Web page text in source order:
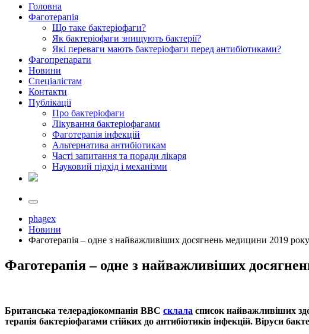
Головна
Фаготерапія
Що таке бактеріофаги?
Як бактеріофаги знищують бактерії?
Які переваги мають бактеріофаги перед антибіотиками?
Фагопрепарати
Новини
Спеціалістам
Контакти
Публікації
Про бактеріофаги
Лікування бактеріофагами
Фаготерапія інфекцій
Альтернатива антибіотикам
Часті запитання та поради лікаря
Науковий підхід і механізми
phagex
Новини
Фаготерапія – одне з найважливіших досягнень медицини 2019
Фаготерапія – одне з найважливіших
Британська телерадіокомпанія ВВС склала список найважливіших
терапія бактеріофагами стійких до антибіотиків інфекцій. Віруси